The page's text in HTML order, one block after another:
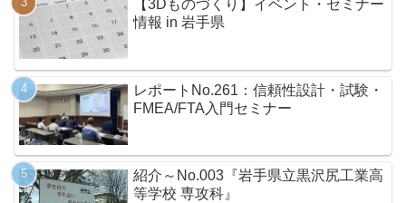
【3Dものづくり】イベント・セミナー
情報 in 岩手県
レポートNo.261：信頼性設計・試験・
FMEA/FTA入門セミナー
紹介～No.003『岩手県立黒沢尻工業高
等学校 専攻科』